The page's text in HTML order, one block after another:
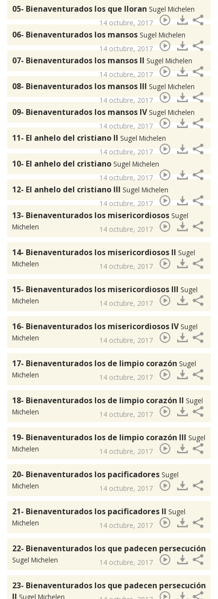
05- Bienaventurados los que lloran Sugel Michelen
14 octubre, 2017
06- Bienaventurados los mansos Sugel Michelen
14 octubre, 2017
07- Bienaventurados los mansos II Sugel Michelen
14 octubre, 2017
08- Bienaventurados los mansos III Sugel Michelen
14 octubre, 2017
09- Bienaventurados los mansos IVSugel Michelen
14 octubre, 2017
11- El anhelo del cristiano II Sugel Michelen
14 octubre, 2017
10- El anhelo del cristiano Sugel Michelen
14 octubre, 2017
12- El anhelo del cristiano III Sugel Michelen
14 octubre, 2017
13- Bienaventurados los misericordiosos Sugel
Michelen
14 octubre, 2017
14- Bienaventurados los misericordiosos II Sugel
Michelen
14 octubre, 2017
15- Bienaventurados los misericordiosos III Sugel
Michelen
14 octubre, 2017
16- Bienaventurados los misericordiosos IVSugel
Michelen
14 octubre, 2017
17- Bienaventurados los de limpio corazón Sugel
Michelen
14 octubre, 2017
18- Bienaventurados los de limpio corazón II Sugel
Michelen
14 octubre, 2017
19- Bienaventurados los de limpio corazón III Sugel
Michelen
14 octubre, 2017
20- Bienaventurados los pacificadores Sugel
Michelen
14 octubre, 2017
21- Bienaventurados los pacificadores II Sugel
Michelen
14 octubre, 2017
22- Bienaventurados los que padecen persecución
Sugel Michelen 14 octubre, 2017
23- Bienaventurados los que padecen persecución
II Sugel Michelen